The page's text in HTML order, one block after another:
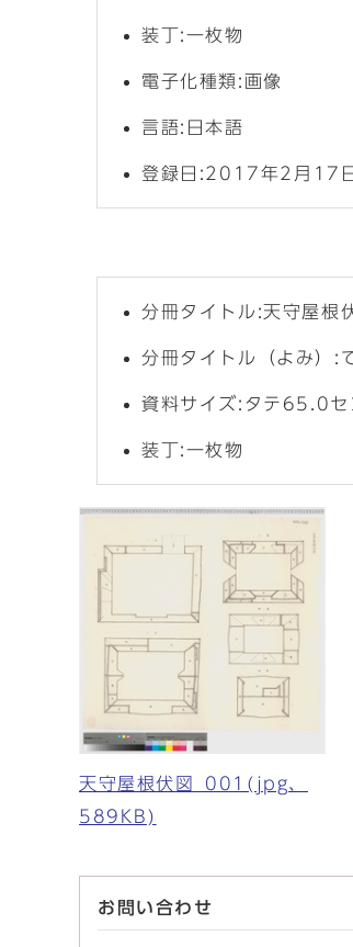
装丁:一枚物
電子化種類:画像
言語:日本語
登録日:2017年2月17
分冊タイトル:天守屋根
分冊タイトル（よみ）:
資料サイズ:タテ65.0
装丁:一枚物
天守屋根伏図_001(jpg、
589KB)
お問い合わせ